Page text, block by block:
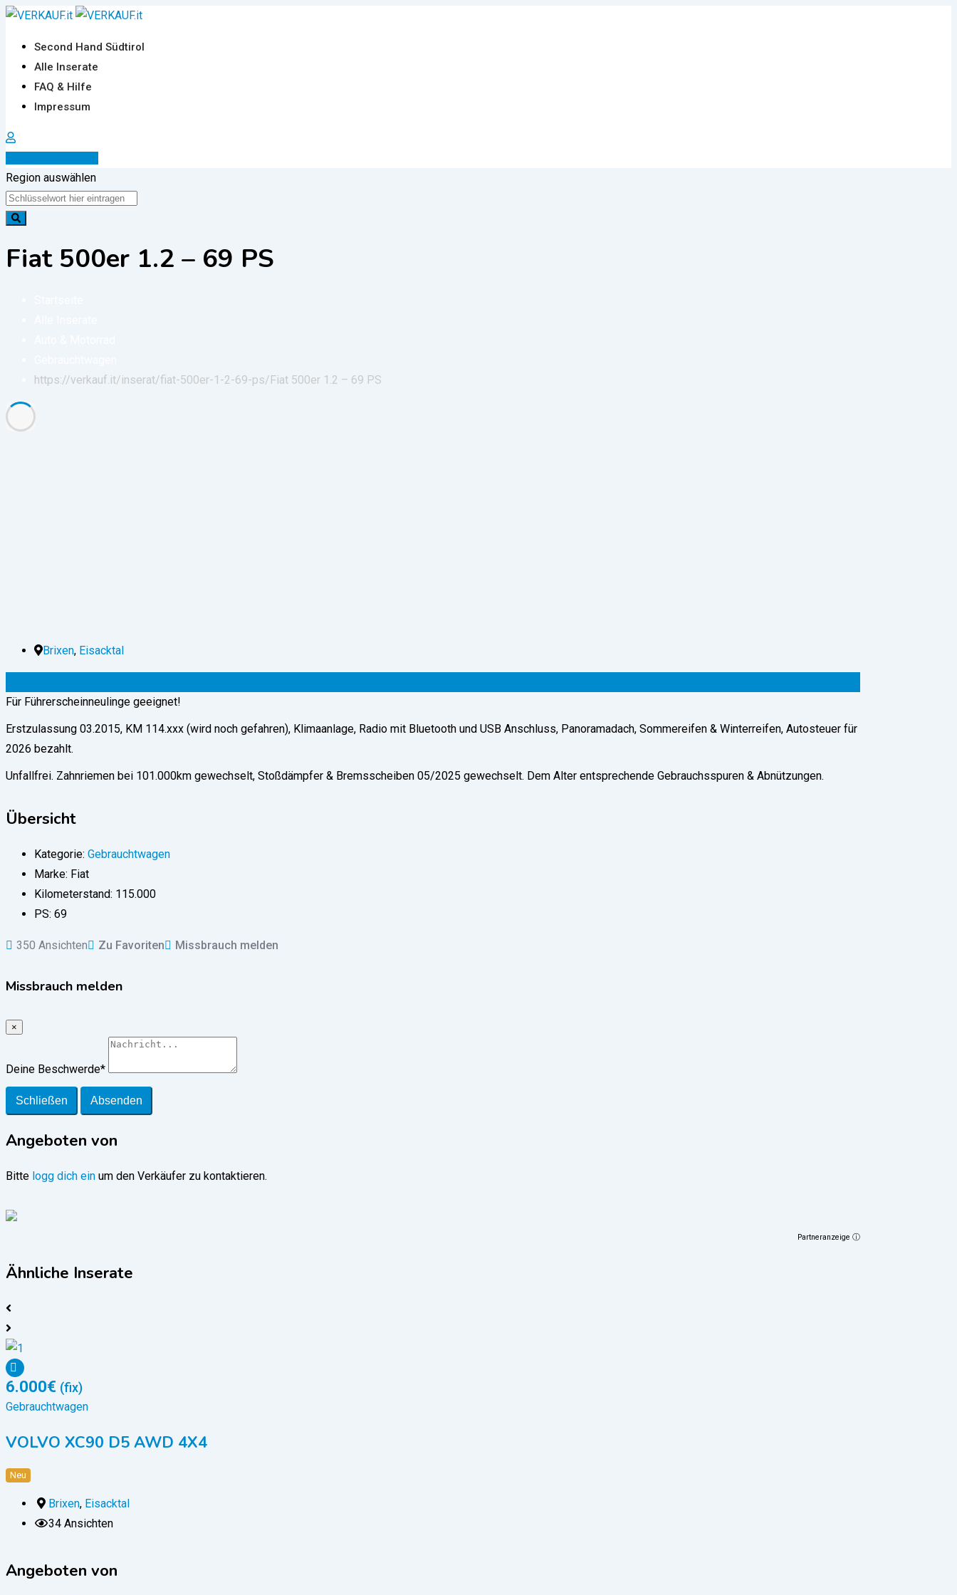
Zum
springen
Second Hand Südtirol
Alle Inserate
FAQ & Hilfe
Impressum
Region auswählen
Fiat 500er 1.2 – 69 PS
https://verkauf.it/inserat/fiat-500er-1-2-69-ps/ Fiat 500er 1.2 – 69 PS
Brixen, Eisacktal
Für Führerscheinneulinge geeignet!
Erstzulassung 03.2015, KM 114.xxx (wird noch gefahren), Klimaanlage, Radio mit Bluetooth und USB Anschluss, Panoramadach, Sommereifen & Winterreifen, Autosteuer für
2026 bezahlt.
Unfallfrei. Zahnriemen bei 101.000km gewechselt, Stoßdämpfer & Bremsscheiben 05/2025 gewechselt. Dem Alter entsprechende Gebrauchsspuren & Abnützungen.
Übersicht
Kategorie: Gebrauchtwagen
Marke: Fiat
Kilometerstand: 115.000
PS: 69
350 Ansichten Zu Favoriten Missbrauch melden
Missbrauch melden
×
Deine Beschwerde*
Schließen Absenden
Angeboten von
Bitte logg dich ein um den Verkäufer zu kontaktieren.
Partneranzeige ⓘ
Ähnliche Inserate
6.000€ (fix)
Gebrauchtwagen
VOLVO XC90 D5 AWD 4X4
Neu
Brixen, Eisacktal
34 Ansichten
Angeboten von